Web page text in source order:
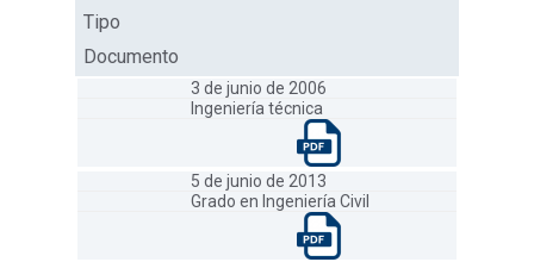
Tipo
Documento
3 de junio de 2006
Ingeniería técnica
5 de junio de 2013
Grado en Ingeniería Civil